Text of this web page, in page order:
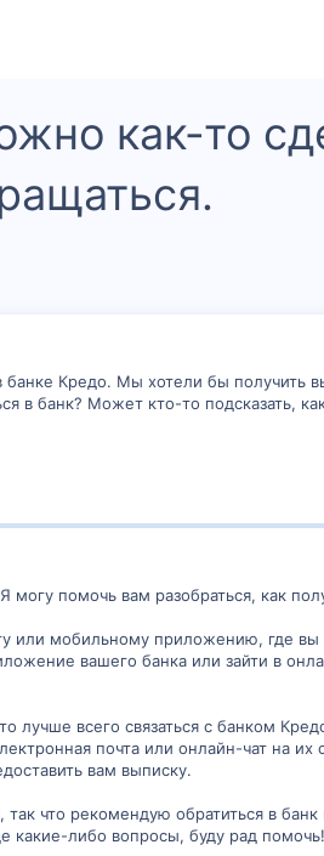
как-то
Кредо. Мы хотели бы получить
банк? Может кто-то подсказать,
помочь вам разобраться, как
или мобильному приложению, где вы
вашего банка или зайти в
всего связаться с банком
почта или онлайн-чат на их
вам выписку.
что рекомендую обратиться в
какие-либо вопросы, буду рад помочь!